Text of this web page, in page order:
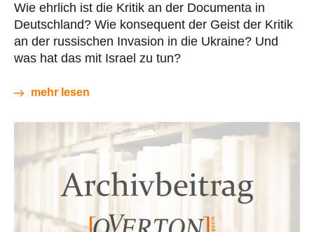
Wie ehrlich ist die Kritik an der Documenta in
Deutschland? Wie konsequent der Geist der Kritik
an der russischen Invasion in die Ukraine? Und
was hat das mit Israel zu tun?
mehr lesen